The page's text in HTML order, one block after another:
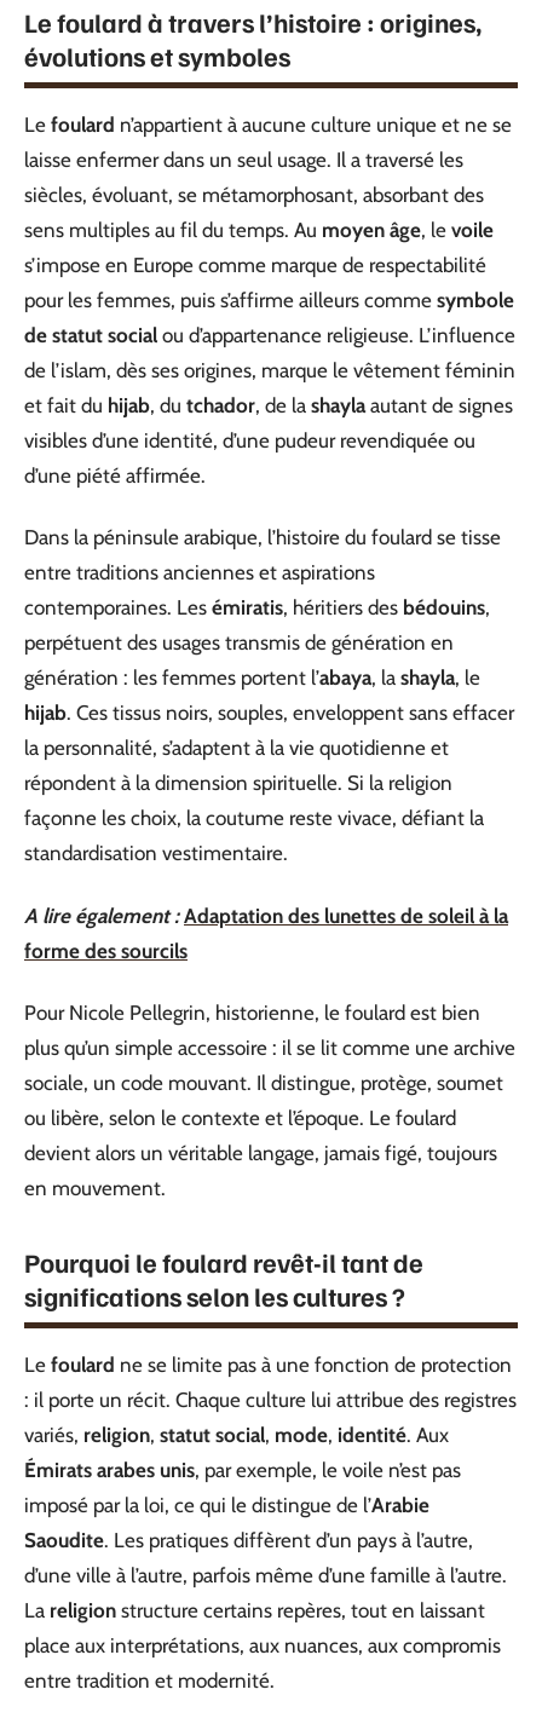
Le foulard à travers l’histoire : origines,
évolutions et symboles
Le foulard n’appartient à aucune culture unique et ne se
laisse enfermer dans un seul usage. Il a traversé les
siècles, évoluant, se métamorphosant, absorbant des
sens multiples au fil du temps. Au moyen âge, le voile
s’impose en Europe comme marque de respectabilité
pour les femmes, puis s’affirme ailleurs comme symbole
de statut social ou d’appartenance religieuse. L’influence
de l’islam, dès ses origines, marque le vêtement féminin
et fait du hijab, du tchador, de la shaylaautant de signes
visibles d’une identité, d’une pudeur revendiquée ou
d’une piété affirmée.
Dans la péninsule arabique, l’histoire du foulard se tisse
entre traditions anciennes et aspirations
contemporaines. Les émiratis, héritiers des bédouins,
perpétuent des usages transmis de génération en
génération : les femmes portent l’abaya, la shayla, le
hijab. Ces tissus noirs, souples, enveloppent sans effacer
la personnalité, s’adaptent à la vie quotidienne et
répondent à la dimension spirituelle. Si la religion
façonne les choix, la coutume reste vivace, défiant la
standardisation vestimentaire.
A lire également : Adaptation des lunettes de soleil à la
forme des sourcils
Pour Nicole Pellegrin, historienne, le foulard est bien
plus qu’un simple accessoire : il se lit comme une archive
sociale, un code mouvant. Il distingue, protège, soumet
ou libère, selon le contexte et l’époque. Le foulard
devient alors un véritable langage, jamais figé, toujours
en mouvement.
Pourquoi le foulard revêt-il tant de
significations selon les cultures ?
Le foulard ne se limite pas à une fonction de protection
: il porte un récit. Chaque culture lui attribue des registres
variés, religion, statut social, mode, identité. Aux
Émirats arabes unis, par exemple, le voile n’est pas
imposé par la loi, ce qui le distingue de l’Arabie
Saoudite. Les pratiques diffèrent d’un pays à l’autre,
d’une ville à l’autre, parfois même d’une famille à l’autre.
La religion structure certains repères, tout en laissant
place aux interprétations, aux nuances, aux compromis
entre tradition et modernité.